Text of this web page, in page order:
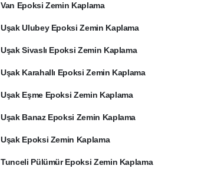
Van Epoksi Zemin Kaplama
Uşak Ulubey Epoksi Zemin Kaplama
Uşak Sivaslı Epoksi Zemin Kaplama
Uşak Karahallı Epoksi Zemin Kaplama
Uşak Eşme Epoksi Zemin Kaplama
Uşak Banaz Epoksi Zemin Kaplama
Uşak Epoksi Zemin Kaplama
Tunceli Pülümür Epoksi Zemin Kaplama